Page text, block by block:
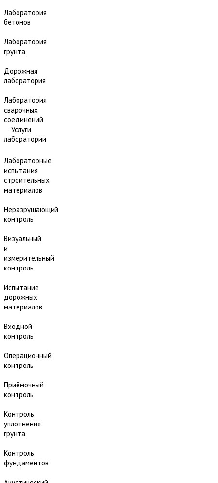
Лаборатория
бетонов
Лаборатория
грунта
Дорожная
лаборатория
Лаборатория
сварочных
соединений
Услуги
лаборатории
Лабораторные
испытания
строительных
материалов
Неразрушающий
контроль
Визуальный
и
измерительный
контроль
Испытание
дорожных
материалов
Входной
контроль
Операционный
контроль
Приёмочный
контроль
Контроль
уплотнения
грунта
Контроль
фундаментов